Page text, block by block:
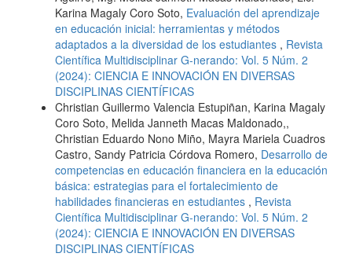
Karina Magaly Coro Soto, Evaluación del aprendizaje
en educación inicial: herramientas y métodos
adaptados a la diversidad de los estudiantes , Revista
Científica Multidisciplinar G-nerando: Vol. 5 Núm. 2
(2024): CIENCIA E INNOVACIÓN EN DIVERSAS
DISCIPLINAS CIENTÍFICAS
Christian Guillermo Valencia Estupiñan, Karina Magaly
Coro Soto, Melida Janneth Macas Maldonado,,
Christian Eduardo Nono Miño, Mayra Mariela Cuadros
Castro, Sandy Patricia Córdova Romero, Desarrollo de
competencias en educación financiera en la educación
básica: estrategias para el fortalecimiento de
habilidades financieras en estudiantes , Revista
Científica Multidisciplinar G-nerando: Vol. 5 Núm. 2
(2024): CIENCIA E INNOVACIÓN EN DIVERSAS
DISCIPLINAS CIENTÍFICAS